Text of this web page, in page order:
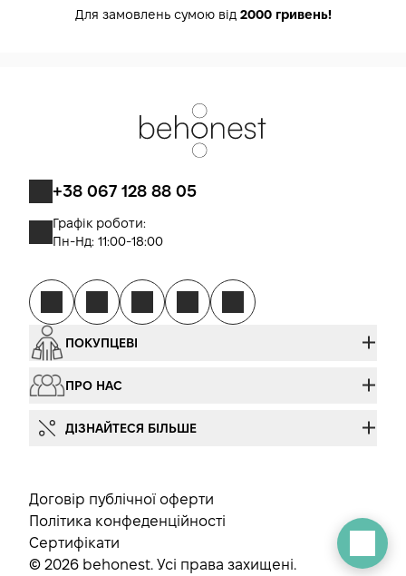
Для замовлень сумою від 2000 гривень!
+38 067 128 88 05
Графік роботи:
Пн-Нд: 11:00-18:00
ПОКУПЦЕВІ
ПРО НАС
ДІЗНАЙТЕСЯ БІЛЬШЕ
Договір публічної оферти
Політика конфеденційності
Сертифікати
© 2026 behonest. Усі права захищені.